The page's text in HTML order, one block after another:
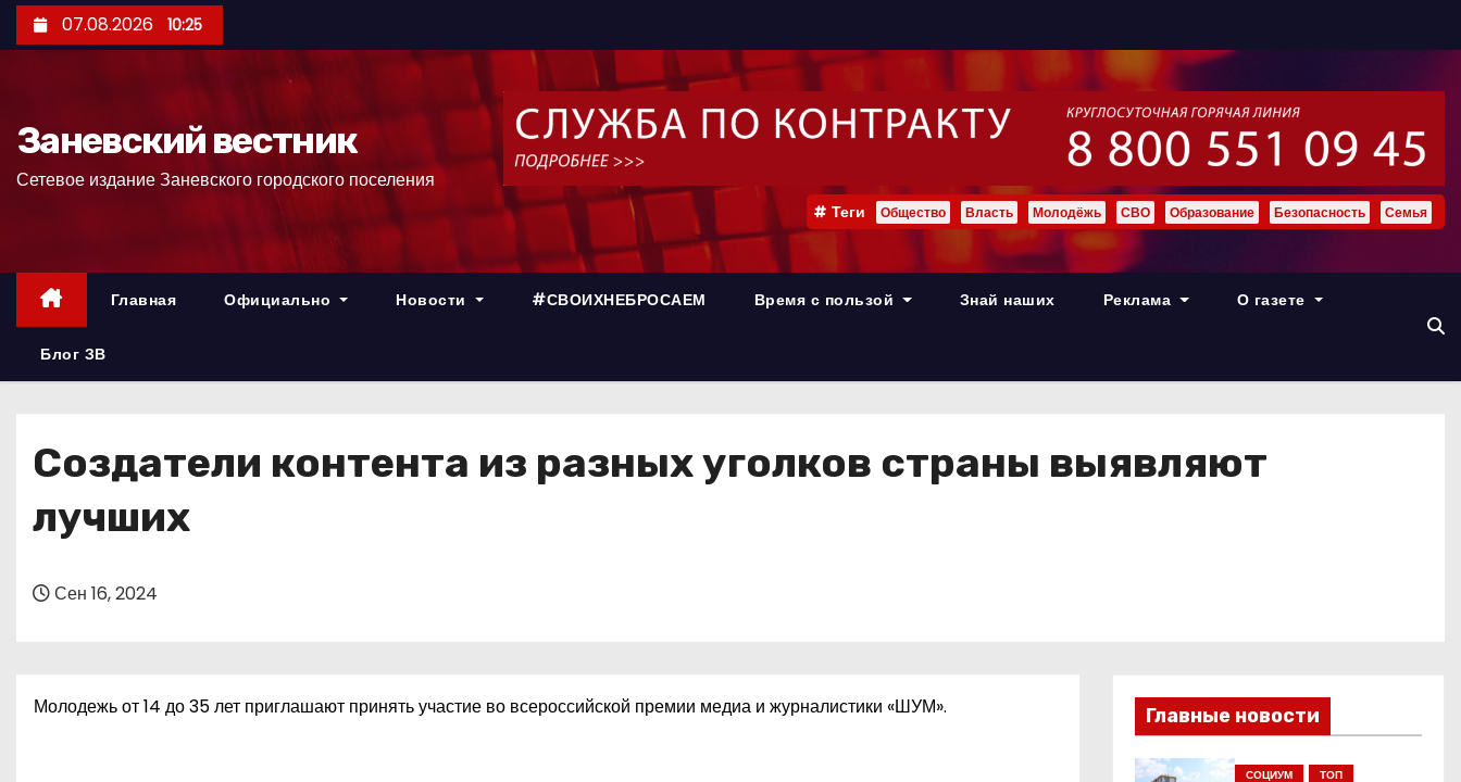
е
р
07.08.2026 10:25
Заневский вестник
Сетевое издание Заневского городского поселения
Теги Общество Власть Молодёжь СВО Образование Безопасность Семья
Главная Официально Новости #СВОИХНЕБРОСАЕМ Время с пользой Знай наших Реклама О газете
Блог ЗВ
Создатели контента из разных уголков страны выявляют
лучших
Сен 16, 2024
Молодежь от 14 до 35 лет приглашают принять участие во всероссийской премии медиа и журналистики «ШУМ». Главные новости
СОЦИУМ ТОП